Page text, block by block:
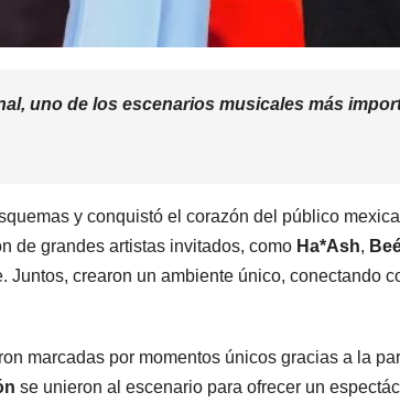
uno de los escenarios musicales más
y conquistó el corazón del público
de grandes artistas invitados, como Ha*Ash,
crearon un ambiente único, conectando
marcadas por momentos únicos gracias a la
se unieron al escenario para ofrecer un